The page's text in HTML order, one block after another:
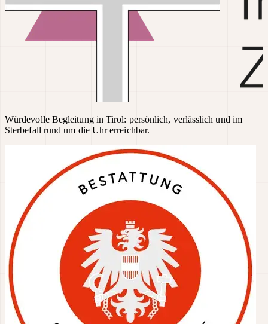
Würdevolle Begleitung in Tirol: persönlich, verlässlich und im
Sterbefall rund um die Uhr erreichbar.